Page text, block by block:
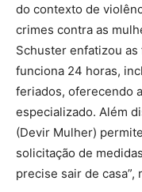
do contexto de
crimes contra as
Schuster enfatizou as
funciona 24 horas,
feriados, oferecendo
especializado. Além
(Devir Mulher)
solicitação de
precise sair de casa”,